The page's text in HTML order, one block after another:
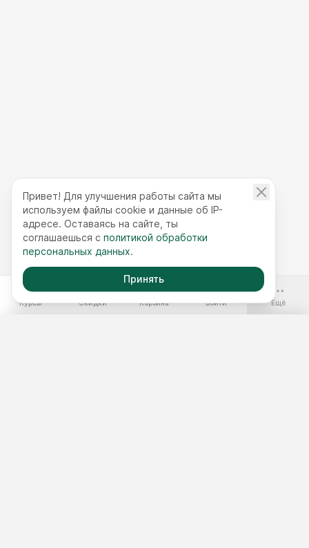
Курсы Скидки Корзина Войти Ещё
Привет! Для улучшения работы сайта мы
используем файлы cookie и данные об IP-
адресе. Оставаясь на сайте, ты
соглашаешься с политикой обработки
персональных данных.
Принять